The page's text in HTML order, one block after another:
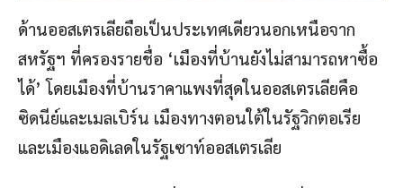
ด้านออสเตรเลียถือเป็นประเทศเดียวนอกเหนือจาก
สหรัฐฯ ที่ครองรายชื่อ ‘เมืองที่บ้านยังไม่สามารถหาซื้อ
ได้’ โดยเมืองที่บ้านราคาแพงที่สุดในออสเตรเลียคือ
ซิดนีย์และเมลเบิร์น เมืองทางตอนใต้ในรัฐวิกตอเรีย
และเมืองแอดิเลดในรัฐเซาท์ออสเตรเลีย